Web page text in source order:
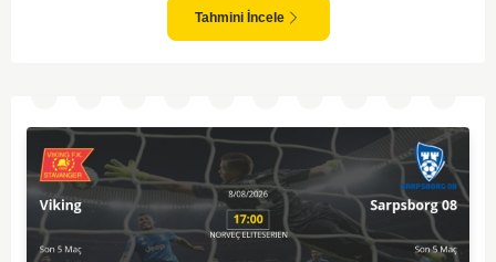
her iki takımın da sonuca gitmeye odaklanacağını düşünüyorum.
Tahmini İncele